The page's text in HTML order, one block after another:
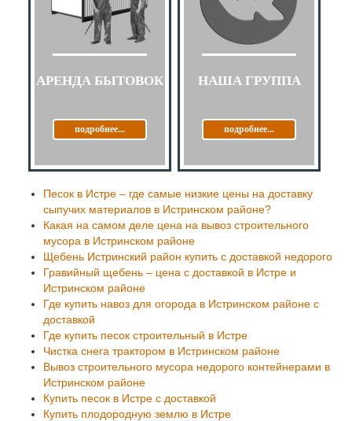
АРЕНДА БЫТОВОК
подробнее...
НАША ГРУППА
подробнее...
Песок в Истре – где самые низкие цены на доставку
сыпучих материалов в Истринском районе?
Какая на самом деле цена на вывоз строительного
мусора в Истринском районе
Щебень Истринский район купить с доставкой недорого
Гравийный щебень – цена с доставкой в Истре и
Истринском районе
Где купить навоз для огорода в Истринском районе с
доставкой
Где купить песок строительный в Истре
Чистка снега трактором в Истринском районе
Вывоз строительного мусора недорого контейнерами в
Истринском районе
Купить песок в Истре с доставкой
Купить плодородную землю в Истре